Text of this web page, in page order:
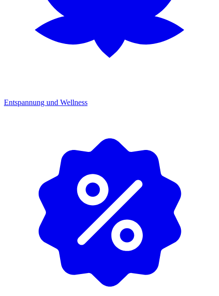
Entspannung und Wellness